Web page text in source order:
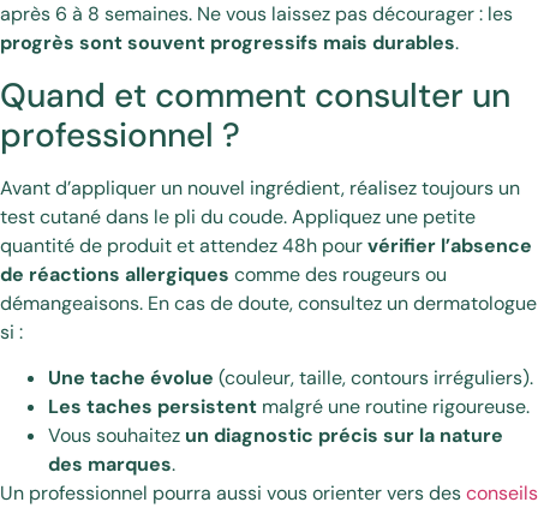
après 6 à 8 semaines. Ne vous laissez pas décourager : les
progrès sont souvent progressifs mais durables.
Quand et comment consulter un
professionnel ?
Avant d’appliquer un nouvel ingrédient, réalisez toujours un
test cutané dans le pli du coude. Appliquez une petite
quantité de produit et attendez 48h pourvérifier l’absence
de réactions allergiques comme des rougeurs ou
démangeaisons. En cas de doute, consultez un dermatologue
si :
Une tache évolue (couleur, taille, contours irréguliers).
Les taches persistent malgré une routine rigoureuse.
Vous souhaitez un diagnostic précis sur la nature
des marques.
Un professionnel pourra aussi vous orienter vers desconseils